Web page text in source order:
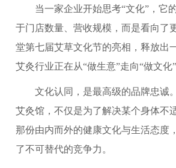
当一家企业开始思考“文化”，它
于门店数量、营收规模，而是看向了
堂第七届艾草文化节的亮相，释放出
艾灸行业正在从“做生意”走向“做文化”
文化认同，是最高级的品牌忠诚
艾灸馆，不仅是为了解决某个身体不
那份由内而外的健康文化与生活态度
了不可替代的竞争力。